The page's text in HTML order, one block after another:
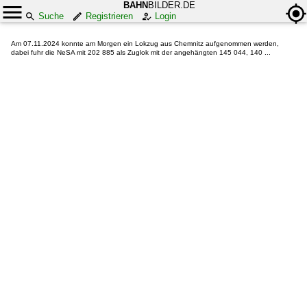
BAHN BILDER.DE
Suche
Registrieren Login
Am 07.11.2024 konnte am Morgen ein Lokzug aus Chemnitz aufgenommen werden,
dabei fuhr die NeSA mit 202 885 als Zuglok mit der angehängten 145 044, 140 ...